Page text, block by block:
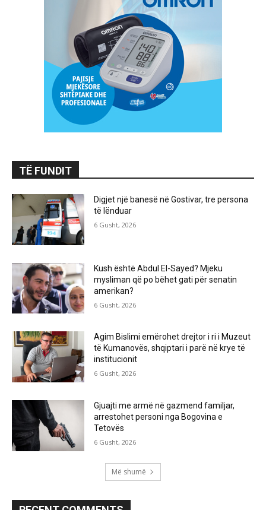
TË FUNDIT
Digjet një banesë në Gostivar, tre persona
të lënduar
6 Gusht, 2026
Kush është Abdul El-Sayed? Mjeku
mysliman që po bëhet gati për senatin
amerikan?
6 Gusht, 2026
Agim Bislimi emërohet drejtor i ri i Muzeut
të Kumanovës, shqiptari i parë në krye të
institucionit
6 Gusht, 2026
Gjuajti me armë në gazmend familjar,
arrestohet personi nga Bogovina e
Tetovës
6 Gusht, 2026
Më shumë